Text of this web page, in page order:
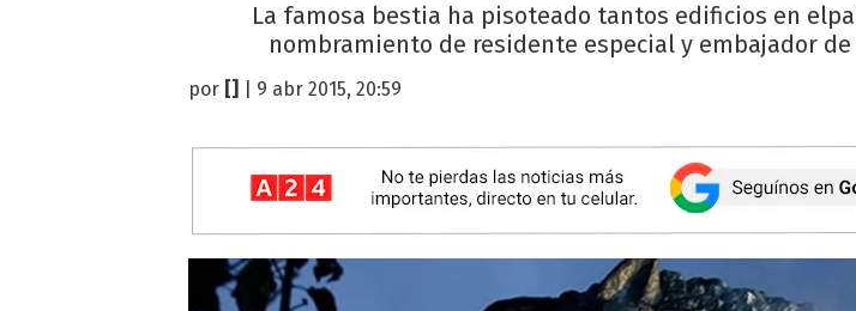
La famosa bestia ha pisoteado tantos edificios en
nombramiento de residente especial y embajador
por | 9 abr 2015, 20:59